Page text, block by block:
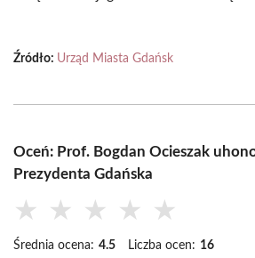
Źródło: Urząd Miasta Gdańsk
Oceń: Prof. Bogdan Ocieszak
Prezydenta Gdańska
★ ★ ★ ★ ★
Średnia ocena: 4.5 Liczba ocen: 16